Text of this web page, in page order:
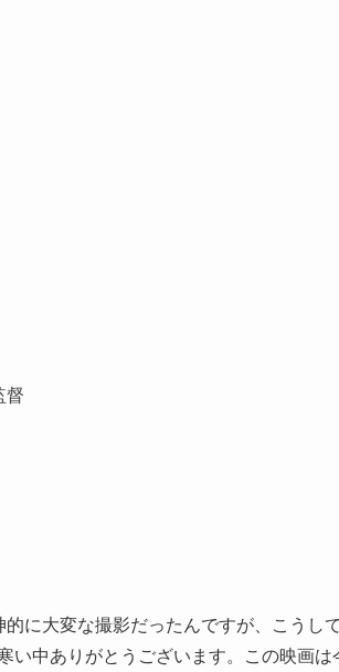
督
的に大変な撮影だったんですが、こうし
い中ありがとうございます。この映画は